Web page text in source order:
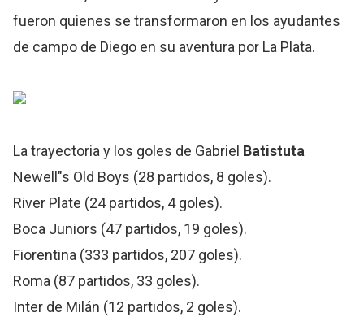
fueron quienes se transformaron en los ayudantes
de campo de Diego en su aventura por La Plata.
La trayectoria y los goles de Gabriel Batistuta
Newell"s Old Boys (28 partidos, 8 goles).
River Plate (24 partidos, 4 goles).
Boca Juniors (47 partidos, 19 goles).
Fiorentina (333 partidos, 207 goles).
Roma (87 partidos, 33 goles).
Inter de Milán (12 partidos, 2 goles).